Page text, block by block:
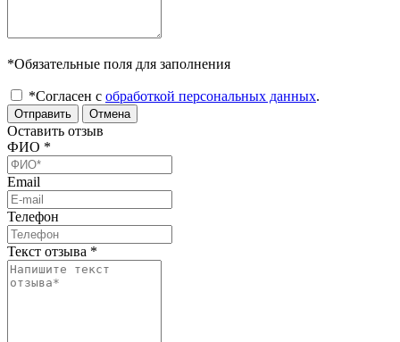
*Обязательные поля для заполнения
*Согласен с обработкой персональных данных.
Отправить Отмена
Оставить отзыв
ФИО *
Email
Телефон
Текст отзыва *